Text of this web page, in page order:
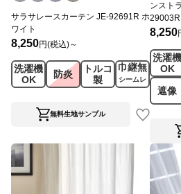
サラサレースカーテン JE-92691R ホ
ワイト
8,250円(税込)～
洗濯機
OK
防炎
トルコ
製
巾継無
シームレ
ス
無料生地サンプル
ンスト
29003R
8,250
洗濯機
OK
遮像